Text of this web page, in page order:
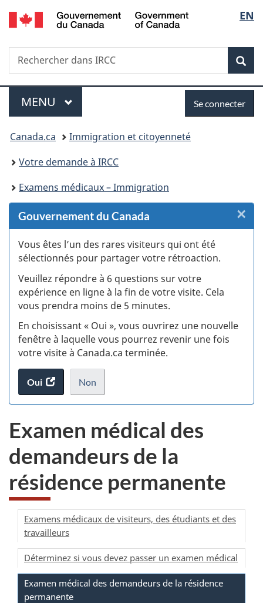
Passer
au
Passer
au
Passer
à
du
Passer
à
simplifiée
de
la
EN
Recherche
Rechercher
dans
Menu
MENU PRINCIPAL
connecter
Se connecter
Vous
êtes
ici :
Canada.ca
Immigration et citoyenneté
Votre demande à IRCC
Examens médicaux – Immigration
Gouvernement du Canada
Vous êtes l’un des rares visiteurs qui ont été
sélectionnés pour partager votre rétroaction.
Veuillez répondre à 6 questions sur votre
expérience en ligne à la fin de votre visite. Cela
vous prendra moins de 5 minutes.
En choisissant « Oui », vous ouvrirez une nouvelle
fenêtre à laquelle vous pourrez revenir une fois
votre visite à Canada.ca terminée.
Oui
accéder
au
Non
je
pas
au
sondage
du
web,
.
×
Examen médical des
demandeurs de la
résidence permanente
Examens médicaux de visiteurs, des étudiants et des
travailleurs
Déterminez si vous devez passer un examen médical
Examen médical des demandeurs de la résidence
permanente